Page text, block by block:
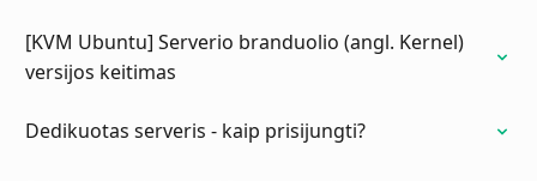
[KVM Ubuntu] Serverio branduolio (angl. Kernel)
versijos keitimas
Dedikuotas serveris - kaip prisijungti?